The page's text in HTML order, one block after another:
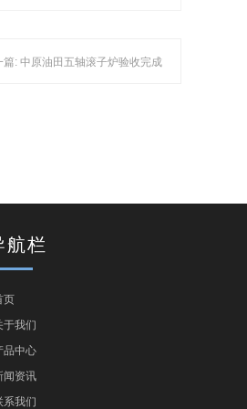
篇: 中原油田五轴滚子炉验收完成
航栏
页
于我们
品中心
闻资讯
系我们